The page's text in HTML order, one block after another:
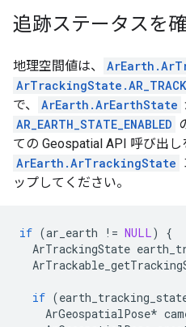
追跡ステータスを
地理空間値は、
で、
ArEarth.ArEarthState
AR_EARTH_STATE_ENABLED
ての Geospatial API 呼び出し
ArEarth.ArTrackingState
ップしてください。
if (ar_earth != NULL)
{
ArTrackingState
if (
ArGeospatialPose*